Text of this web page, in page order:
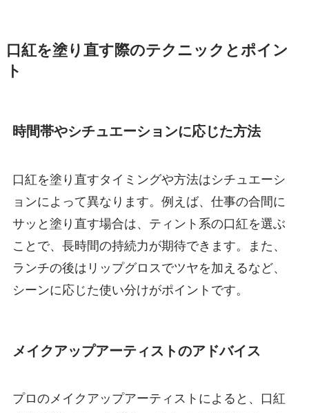
口紅を塗り直す際のテクニックとポイン
ト
時間帯やシチュエーションに応じた方法
口紅を塗り直すタイミングや方法はシチュエーシ
ョンによって異なります。例えば、仕事の合間に
サッと塗り直す場合は、ティント系の口紅を選ぶ
ことで、長時間の持続力が期待できます。また、
ランチの後はリップグロスでツヤを加えるなど、
シーンに応じた使い分けがポイントです。
メイクアップアーティストのアドバイス
プロのメイクアップアーティストによると、口紅